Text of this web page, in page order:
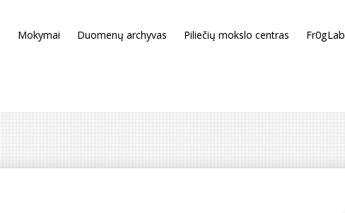
Mokymai Duomenų archyvas Piliečių mokslo centras Fr0gLab